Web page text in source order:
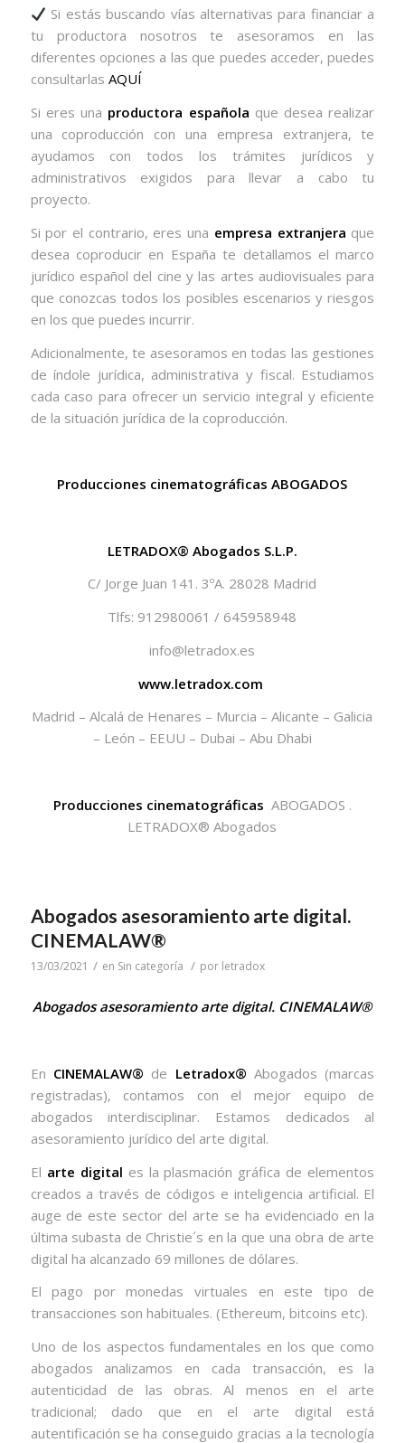
Si estás buscando vías alternativas para financiar a
tu productora nosotros te asesoramos en las
diferentes opciones a las que puedes acceder, puedes
consultarlas AQUÍ
Si eres una productora española que desea realizar
una coproducción con una empresa extranjera, te
ayudamos con todos los trámites jurídicos y
administrativos exigidos para llevar a cabo tu
proyecto.
Si por el contrario, eres una empresa extranjera que
desea coproducir en España te detallamos el marco
jurídico español del cine y las artes audiovisuales para
que conozcas todos los posibles escenarios y riesgos
en los que puedes incurrir.
Adicionalmente, te asesoramos en todas las gestiones
de índole jurídica, administrativa y fiscal. Estudiamos
cada caso para ofrecer un servicio integral y eficiente
de la situación jurídica de la coproducción.
Producciones cinematográficas ABOGADOS
LETRADOX® Abogados S.L.P.
C/ Jorge Juan 141. 3ºA. 28028 Madrid
Tlfs: 912980061 / 645958948
info@letradox.es
www.letradox.com
Madrid – Alcalá de Henares – Murcia – Alicante – Galicia
– León – EEUU – Dubai – Abu Dhabi
Producciones cinematográficas ABOGADOS .
LETRADOX® Abogados
Abogados asesoramiento arte digital.
CINEMALAW®
13/03/2021 / en Sin categoría / por letradox
Abogados asesoramiento arte digital. CINEMALAW®
En CINEMALAW® de Letradox® Abogados (marcas
registradas), contamos con el mejor equipo de
abogados interdisciplinar. Estamos dedicados al
asesoramiento jurídico del arte digital.
El arte digital es la plasmación gráfica de elementos
creados a través de códigos e inteligencia artificial. El
auge de este sector del arte se ha evidenciado en la
última subasta de Christie´s en la que una obra de arte
digital ha alcanzado 69 millones de dólares.
El pago por monedas virtuales en este tipo de
transacciones son habituales. (Ethereum, bitcoins etc).
Uno de los aspectos fundamentales en los que como
abogados analizamos en cada transacción, es la
autenticidad de las obras. Al menos en el arte
tradicional; dado que en el arte digital está
autentificación se ha conseguido gracias a la tecnología